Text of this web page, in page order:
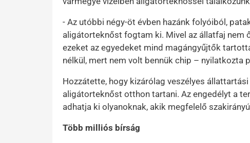
- Az utóbbi négy-öt évben hazánk folyóiból,
aligátorteknőst fogtam ki. Mivel az állatfaj nem
ezeket az egyedeket mind magángyűjtők
nélkül, mert nem volt bennük chip – nyilatkozta
Hozzátette, hogy kizárólag veszélyes
aligátorteknőst otthon tartani. Az engedélyt a
adhatja ki olyanoknak, akik megfelelő
Több milliós bírság